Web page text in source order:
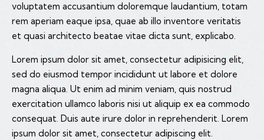
voluptatem accusantium doloremque laudantium, totam
rem aperiam eaque ipsa, quae ab illo inventore veritatis
et quasi architecto beatae vitae dicta sunt, explicabo.
Lorem ipsum dolor sit amet, consectetur adipisicing elit,
sed do eiusmod tempor incididunt ut labore et dolore
magna aliqua. Ut enim ad minim veniam, quis nostrud
exercitation ullamco laboris nisi ut aliquip ex ea commodo
consequat. Duis aute irure dolor in reprehenderit. Lorem
ipsum dolor sit amet, consectetur adipiscing elit.